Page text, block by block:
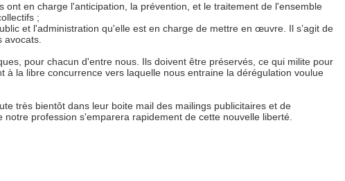
ont en charge l'anticipation, la prévention, et le traitement de l'ensemble
;
et l'administration qu'elle est en charge de mettre en œuvre. Il s’agit de
avocats.
pour chacun d'entre nous. Ils doivent être préservés, ce qui milite pour
à la libre concurrence vers laquelle nous entraine la dérégulation voulue
très bientôt dans leur boite mail des mailings publicitaires et de
profession s'emparera rapidement de cette nouvelle liberté.